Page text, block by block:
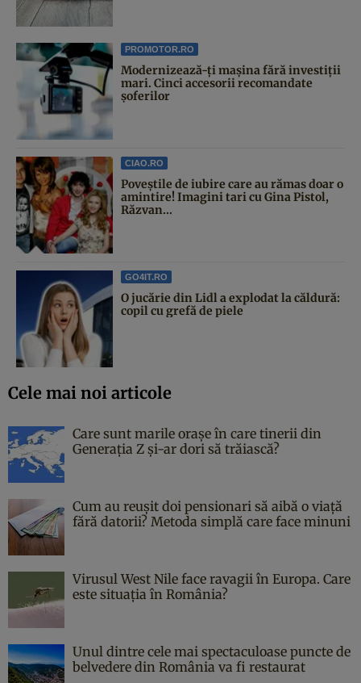
PROMOTOR.RO
Modernizează-ți mașina fără investiții
mari. Cinci accesorii recomandate
șoferilor
CIAO.RO
Poveştile de iubire care au rămas doar o
amintire! Imagini tari cu Gina Pistol,
Răzvan...
GO4IT.RO
O jucărie din Lidl a explodat la căldură:
copil cu grefă de piele
Cele mai noi articole
Care sunt marile orașe în care tinerii din
Generația Z și-ar dori să trăiască?
Cum au reușit doi pensionari să aibă o viață
fără datorii? Metoda simplă care face minuni
Virusul West Nile face ravagii în Europa. Care
este situația în România?
Unul dintre cele mai spectaculoase puncte de
belvedere din România va fi restaurat